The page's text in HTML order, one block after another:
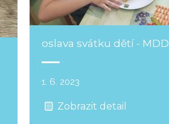
oslava svátku dětí - MDD
1. 6. 2023
Zobrazit detail